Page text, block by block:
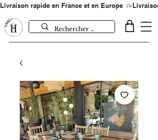
Livraison rapide en France et en Europe